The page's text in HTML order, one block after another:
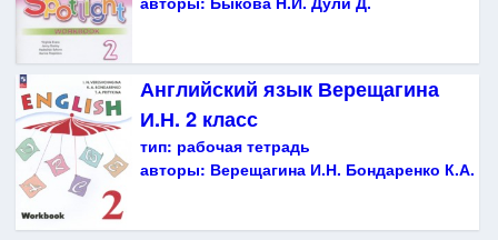
Английский язык Верещагина
И.Н. 2 класс
тип: рабочая тетрадь
авторы: Верещагина И.Н. Бондаренко К.А.